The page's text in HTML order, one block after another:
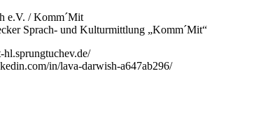
e.V. / Komm´Mit
Sprach- und Kulturmittlung „Komm´Mit“
in/lava-darwish-a647ab296/